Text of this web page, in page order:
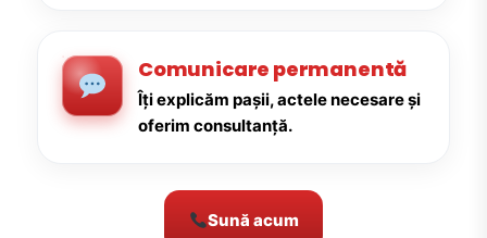
Comunicare permanentă
Îți explicăm pașii, actele necesare și
oferim consultanță.
Sună acum